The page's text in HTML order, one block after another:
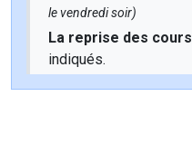
le vendredi soir)
La reprise des cours
indiqués.